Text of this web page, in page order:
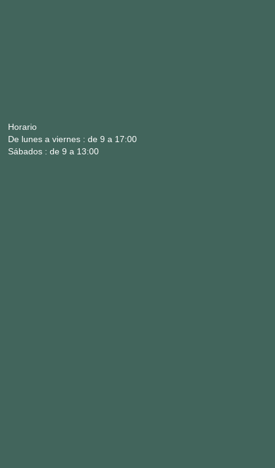
Horario
De lunes a viernes : de 9 a 17:00
Sábados : de 9 a 13:00